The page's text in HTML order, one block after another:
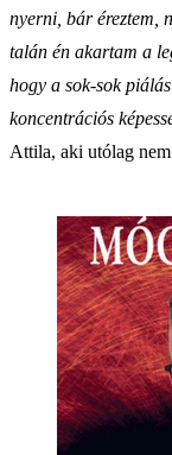
nyerni, bár éreztem,
talán én akartam a
hogy a sok-sok
koncentrációs
Attila, aki utólag